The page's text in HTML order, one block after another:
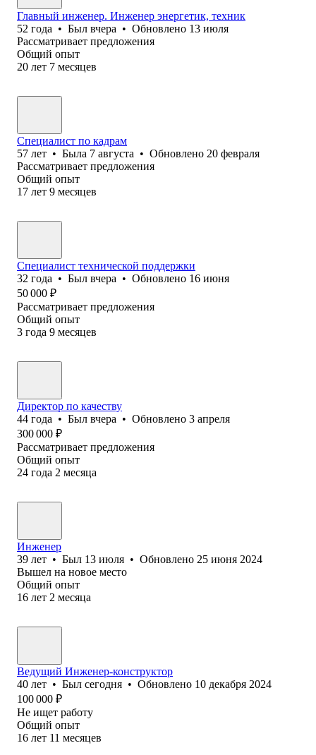
Главный инженер. Инженер энергетик, техник
52 года • Был вчера • Обновлено 13 июля
Рассматривает предложения
Общий опыт
20 лет 7 месяцев
Специалист по кадрам
57 лет • Была 7 августа • Обновлено 20 февраля
Рассматривает предложения
Общий опыт
17 лет 9 месяцев
Специалист технической поддержки
32 года • Был вчера • Обновлено 16 июня
50 000 ₽
Рассматривает предложения
Общий опыт
3 года 9 месяцев
Директор по качеству
44 года • Был вчера • Обновлено 3 апреля
300 000 ₽
Рассматривает предложения
Общий опыт
24 года 2 месяца
Инженер
39 лет • Был 13 июля • Обновлено 25 июня 2024
Вышел на новое место
Общий опыт
16 лет 2 месяца
Ведущий Инженер-конструктор
40 лет • Был сегодня • Обновлено 10 декабря 2024
100 000 ₽
Не ищет работу
Общий опыт
16 лет 11 месяцев